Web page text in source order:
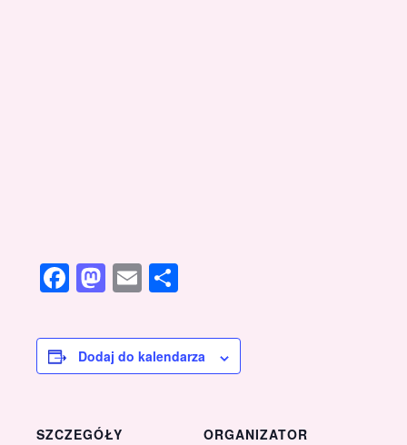
Facebook
Mastodon
Email
Dodaj do kalendarza
SZCZEGÓŁY
ORGANIZATOR